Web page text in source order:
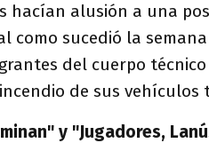
hacían alusión a una
como sucedió la
del cuerpo
de sus vehículos
y "Jugadores,